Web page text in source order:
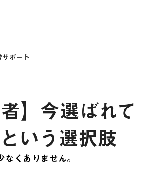
サポート
】今選ばれて
いう選択肢
くありません。